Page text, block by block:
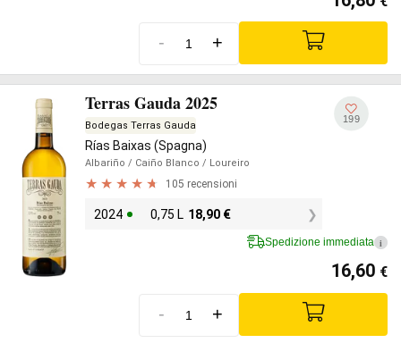
- +
Terras Gauda 2025
Bodegas Terras Gauda
Rías Baixas (Spagna)
Albariño / Caiño Blanco / Loureiro
105 recensioni
2024 0,75 L 18,90 €
199
Spedizione immediata i
16,60 €
- +